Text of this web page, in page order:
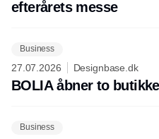
efterårets messe
Business
27.07.2026 Designbase.dk
BOLIA åbner to
Business